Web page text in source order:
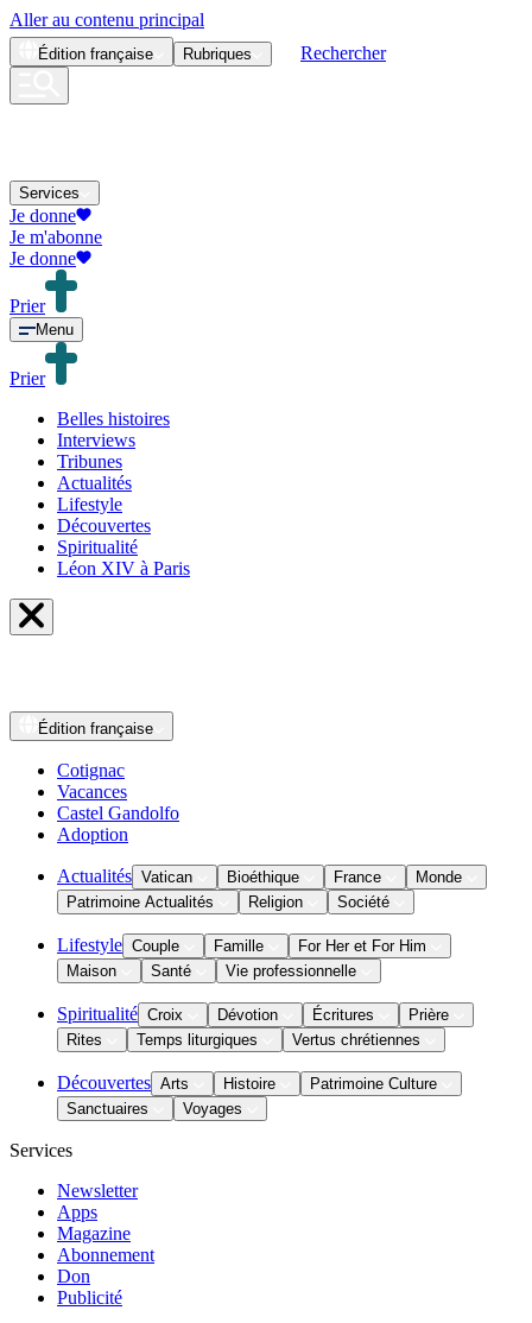
Aller au contenu principal
Édition française Rubriques Rechercher
Services
Je donne
Je m'abonne
Je donne
Prier
Menu
Prier
Belles histoires
Interviews
Tribunes
Actualités
Lifestyle
Découvertes
Spiritualité
Léon XIV à Paris
Édition française
Cotignac
Vacances
Castel Gandolfo
Adoption
Actualités Vatican Bioéthique France
Monde
Patrimoine Actualités
Religion Société
Lifestyle Couple Famille
For Her et For Him
Maison
Santé Vie professionnelle
Spiritualité Croix Dévotion Écritures
Prière
Rites
Temps liturgiques Vertus chrétiennes
Découvertes Arts Histoire
Patrimoine Culture
Sanctuaires
Voyages
Services
Newsletter
Apps
Magazine
Abonnement
Don
Publicité